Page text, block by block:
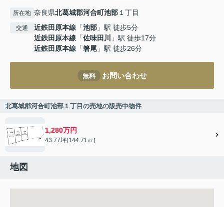
所在地 奈良県北葛城郡河合町池部１丁目
交通 近鉄田原本線 「池部 」駅 徒歩5分
近鉄田原本線 「佐味田川
」駅 徒歩17分
近鉄田原本線 「箸尾 」駅 徒歩26分
無料 お問い合わせ
北葛城郡河合町池部１丁目の売地の販売中物件
1,280万円
43.77坪(144.71㎡)
地図